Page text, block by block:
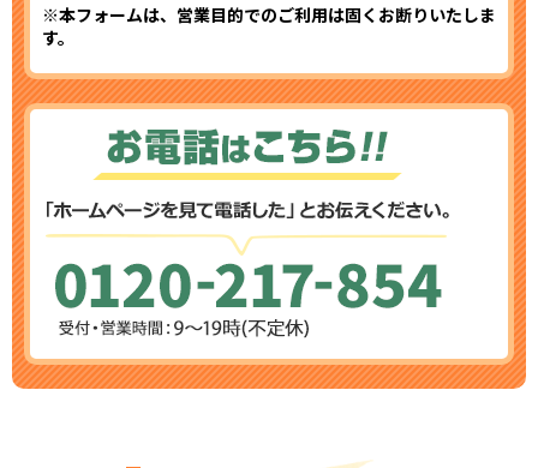
※本フォームは、営業目的でのご利用は固くお断りいたしま
す。